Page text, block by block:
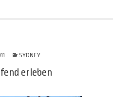
SYDNEY
erleben